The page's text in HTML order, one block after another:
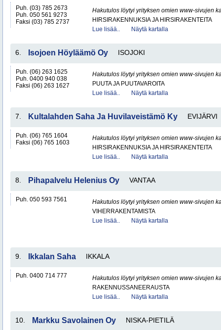
Puh. (03) 785 2673
Puh. 050 561 9273
Faksi (03) 785 2737
Hakutulos löytyi yrityksen omien www-sivujen
HIRSIRAKENNUKSIA JA HIRSIRAKENTEITA
Lue lisää..
Näytä kartalla
6. Isojoen Höyläämö Oy ISOJOKI
Puh. (06) 263 1625
Puh. 0400 940 038
Faksi (06) 263 1627
Hakutulos löytyi yrityksen omien www-sivujen
PUUTA JA PUUTAVAROITA
Lue lisää..
Näytä kartalla
7. Kultalahden Saha Ja Huvilaveistämö Ky EVIJÄRVI
Puh. (06) 765 1604
Faksi (06) 765 1603
Hakutulos löytyi yrityksen omien www-sivujen
HIRSIRAKENNUKSIA JA HIRSIRAKENTEITA
Lue lisää..
Näytä kartalla
8. Pihapalvelu Helenius Oy VANTAA
Puh. 050 593 7561
Hakutulos löytyi yrityksen omien www-sivujen
VIHERRAKENTAMISTA
Lue lisää..
Näytä kartalla
9. Ikkalan Saha IKKALA
Puh. 0400 714 777
Hakutulos löytyi yrityksen omien www-sivujen
RAKENNUSSANEERAUSTA
Lue lisää..
Näytä kartalla
10. Markku Savolainen Oy NISKA-PIETILÄ